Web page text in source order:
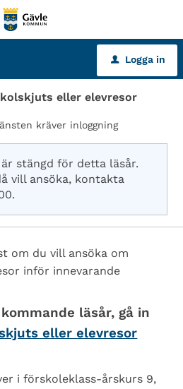
u Logga in
eller elevresor
kräver inloggning
stängd för detta läsår.
vill ansöka, kontakta
om du vill ansöka om
inför innevarande
läsår, gå in
eller elevresor
i förskoleklass-årskurs 9,